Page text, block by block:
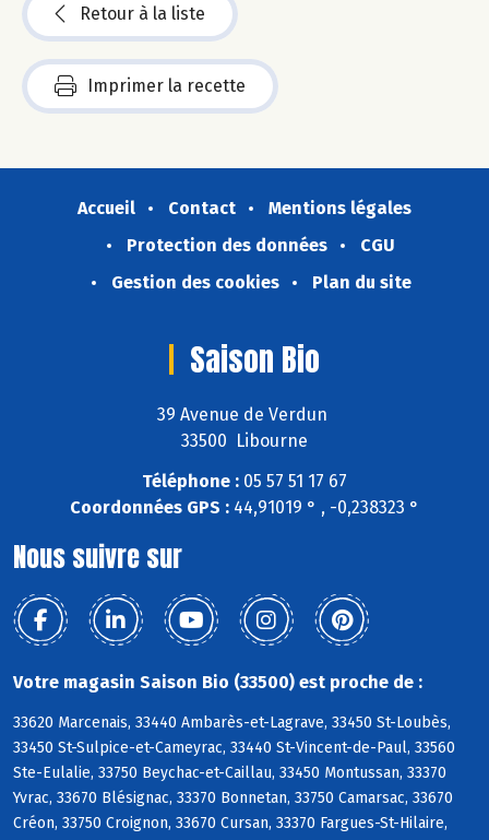
Retour à la liste
Imprimer la recette
Accueil Contact
Mentions légales
Protection des données
CGU
Gestion des cookies
Plan du site
Saison Bio
39 Avenue de Verdun
33500 Libourne
Téléphone : 05 57 51 17 67
Coordonnées GPS : 44,91019 ° , -0,238323 °
Nous suivre sur
Votre magasin Saison Bio (33500) est proche de :
33620 Marcenais, 33440 Ambarès-et-Lagrave, 33450 St-Loubès,
33450 St-Sulpice-et-Cameyrac, 33440 St-Vincent-de-Paul, 33560
Ste-Eulalie, 33750 Beychac-et-Caillau, 33450 Montussan, 33370
Yvrac, 33670 Blésignac, 33370 Bonnetan, 33750 Camarsac, 33670
Créon, 33750 Croignon, 33670 Cursan, 33370 Fargues-St-Hilaire,